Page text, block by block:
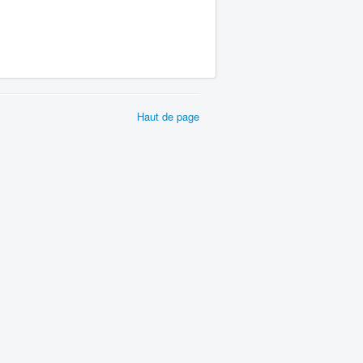
Haut de page